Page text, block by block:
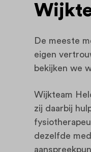
De meeste
eigen
bekijken we
Wijkteam
zij daarbij
dezelfde